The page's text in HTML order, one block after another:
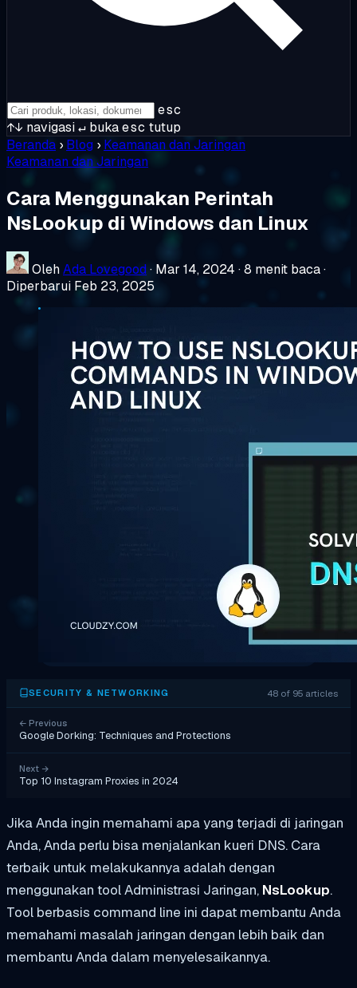
esc
↑↓ navigasi↵ bukaesc tutup
Beranda › Blog › Keamanan dan Jaringan
Keamanan dan Jaringan
Cara Menggunakan Perintah
NsLookup di Windows dan Linux
OlehAda Lovegood· Mar 14, 2024 ·8 menit baca·
Diperbarui Feb 23, 2025
SECURITY & NETWORKING 48 of 95 articles
← Previous
Google Dorking: Techniques and Protections
Next →
Top 10 Instagram Proxies in 2024
Jika Anda ingin memahami apa yang terjadi di jaringan
Anda, Anda perlu bisa menjalankan kueri DNS. Cara
terbaik untuk melakukannya adalah dengan
menggunakan tool Administrasi Jaringan, NsLookup.
Tool berbasis command line ini dapat membantu Anda
memahami masalah jaringan dengan lebih baik dan
membantu Anda dalam menyelesaikannya.